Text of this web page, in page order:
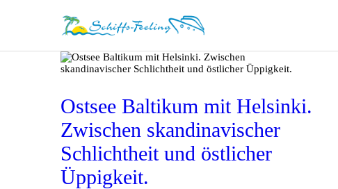
Ostsee Baltikum mit Helsinki.
Zwischen skandinavischer
Schlichtheit und östlicher
Üppigkeit.